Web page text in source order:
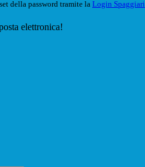
della password tramite la Login Spaggiari
elettronica!